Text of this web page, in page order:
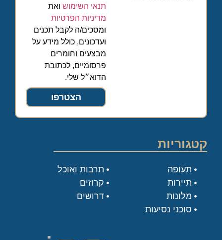
תנאי השימוש ואת
מדיניות הפרטיות
ומסכים/ה לקבל תכנים
ועדכונים, כולל מידע על
מבצעים וחומרים
פרסומיים, לכתובת
הדוא״ל שלי.
הצטרפו
קטגוריות
תעופה
תיירות
מלונות
סוכני נסיעות
תרבות ואוכל
קרוזים
דרושים